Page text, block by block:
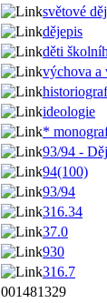
světové
dějepis
děti
výchova a
ideologie
*
93/94 -
94(100)
93/94
316.34
37.0
930
316.7
001481329